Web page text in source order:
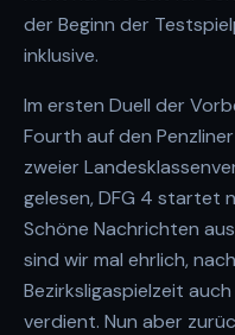
der Beginn der
inklusive.
Im ersten Duell der
Fourth auf den
zweier
gelesen, DFG 4 startet
Schöne Nachrichten
sind wir mal ehrlich,
Bezirksligaspielzeit
verdient. Nun aber